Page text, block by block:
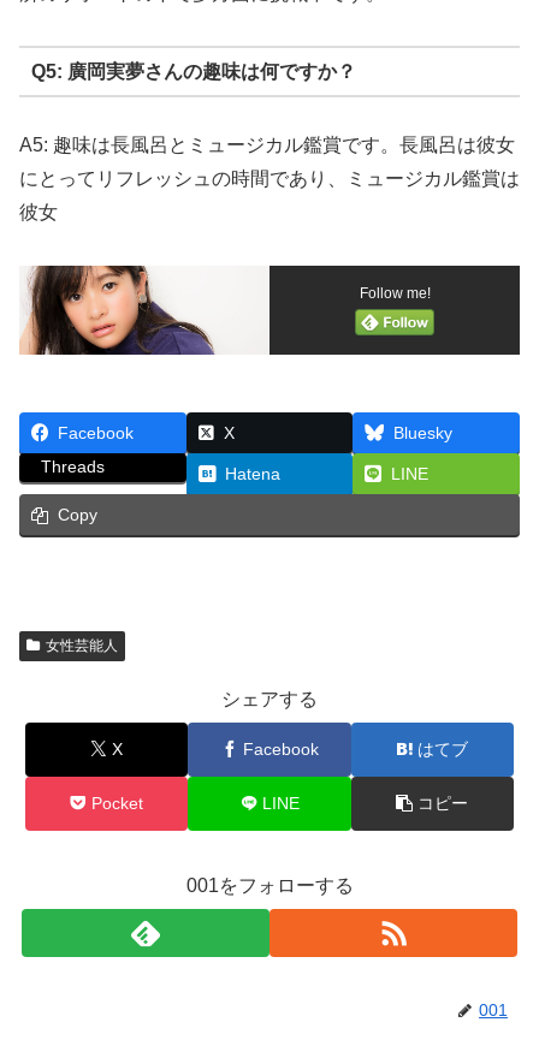
Q5: 廣岡実夢さんの趣味は何ですか？
A5: 趣味は長風呂とミュージカル鑑賞です。長風呂は彼女
にとってリフレッシュの時間であり、ミュージカル鑑賞は
彼女
Follow me!
Facebook X
Bluesky
Threads
Hatena LINE
Copy
女性芸能人
シェアする
X Facebook はてブ
Pocket LINE コピー
001をフォローする
001